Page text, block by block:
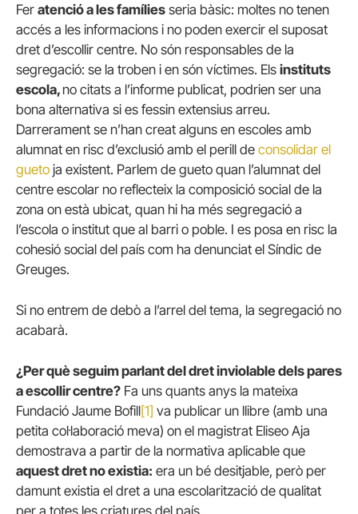
Fer atenció a les famílies seria bàsic: moltes no tenen
accés a les informacions i no poden exercir el suposat
dret d’escollir centre. No són responsables de la
segregació: se la troben i en són víctimes. Els instituts
escola, no citats a l’informe publicat, podrien ser una
bona alternativa si es fessin extensius arreu.
Darrerament se n’han creat alguns en escoles amb
alumnat en risc d’exclusió amb el perill de consolidar el
gueto ja existent. Parlem de gueto quan l’alumnat del
centre escolar no reflecteix la composició social de la
zona on està ubicat, quan hi ha més segregació a
l’escola o institut que al barri o poble. I es posa en risc la
cohesió social del país com ha denunciat el Síndic de
Greuges.
Si no entrem de debò a l’arrel del tema, la segregació no
acabarà.
¿Per què seguim parlant del dret inviolable dels pares
a escollir centre? Fa uns quants anys la mateixa
Fundació Jaume Bofill[1] va publicar un llibre (amb una
petita col·laboració meva) on el magistrat Eliseo Aja
demostrava a partir de la normativa aplicable que
aquest dret no existia: era un bé desitjable, però per
damunt existia el dret a una escolarització de qualitat